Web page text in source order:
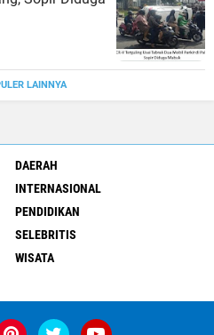
LAINNYA
DAERAH
INTERNASIONAL
PENDIDIKAN
SELEBRITIS
WISATA